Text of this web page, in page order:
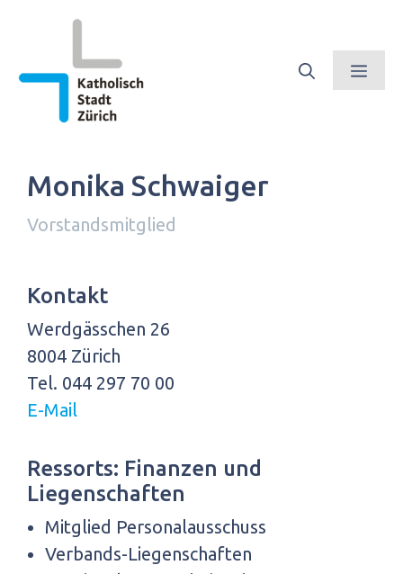
Monika Schwaiger
Vorstandsmitglied
Kontakt
Werdgässchen 26
8004 Zürich
Tel. 044 297 70 00
E-Mail
Ressorts: Finanzen und
Liegenschaften
Mitglied Personalausschuss
Verbands-Liegenschaften